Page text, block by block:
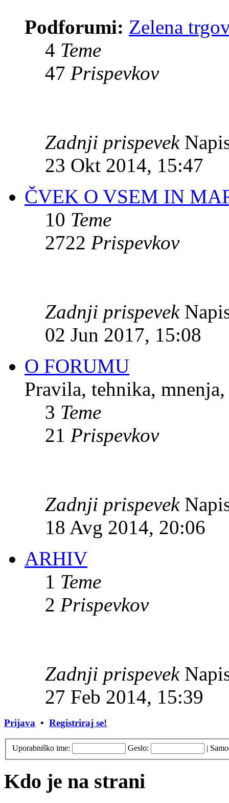
Podforumi: Zelena
4 Teme
47 Prispevkov
Zadnji prispevek
23 Okt 2014, 15:47
ČVEK O VSEM IN
10 Teme
2722 Prispevkov
Zadnji prispevek
02 Jun 2017, 15:08
O FORUMU
Pravila, tehnika,
3 Teme
21 Prispevkov
Zadnji prispevek
18 Avg 2014, 20:06
ARHIV
1 Teme
2 Prispevkov
Zadnji prispevek
27 Feb 2014, 15:39
Prijava • Registriraj se!
Uporabniško ime: Geslo: |
Kdo je na strani